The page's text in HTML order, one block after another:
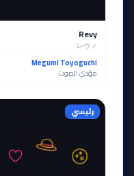
Revy
レヴィ
Megumi Toyoguchi
مؤدي الصوت
رئيسي